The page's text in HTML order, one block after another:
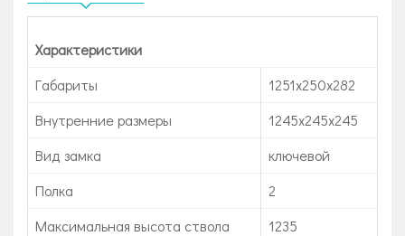
Характеристики
Габариты
1251х250х282
Внутренние размеры
1245х245х245
Вид замка
ключевой
Полка
2
Максимальная высота ствола
1235